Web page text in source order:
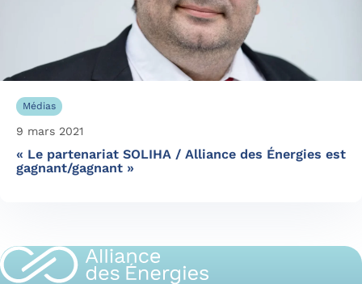
Médias
9 mars 2021
« Le partenariat SOLIHA / Alliance des Énergies est
gagnant/gagnant »